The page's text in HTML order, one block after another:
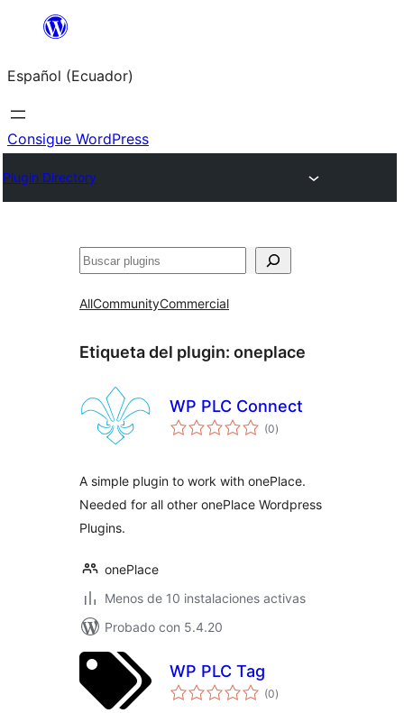
Saltar
contenido
Español (Ecuador)
Consigue WordPress
Plugin Directory
Buscar
AllCommunityCommercial
Etiqueta del plugin: oneplace
WP PLC Connect
(0total
de
)
A simple plugin to work with onePlace.
Needed for all other onePlace Wordpress
Plugins.
onePlace
Menos de 10 instalaciones activas
Probado con 5.4.20
WP PLC Tag
(0total
de
)